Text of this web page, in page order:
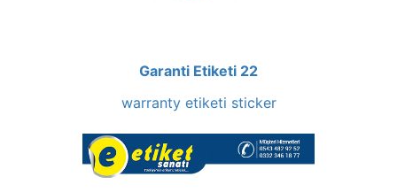
Garanti Etiketi 22
warranty etiketi sticker